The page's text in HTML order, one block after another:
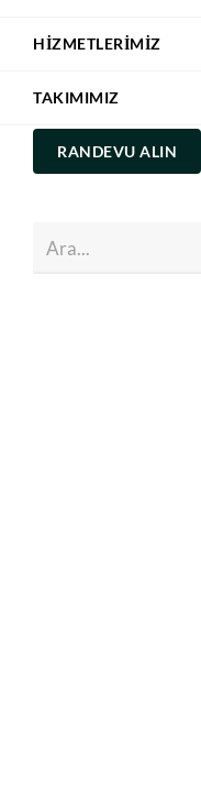
HIZMETLERIMIZ
TAKIMIMIZ
RANDEVU ALIN
Ara...